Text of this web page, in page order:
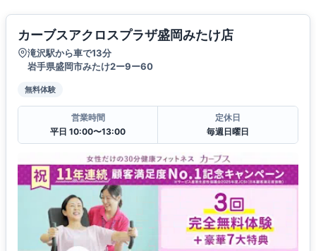
カーブスアクロスプラザ盛岡みたけ店
滝沢駅から車で13分
岩手県盛岡市みたけ2ー9ー60
無料体験
営業時間
平日 10:00〜13:00
定休日
毎週日曜日